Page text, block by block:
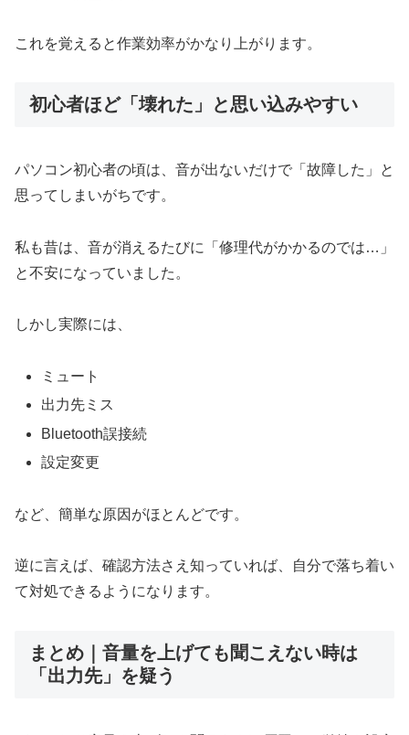
これを覚えると作業効率がかなり上がります。
初心者ほど「壊れた」と思い込みやすい
パソコン初心者の頃は、音が出ないだけで「故障した」と
思ってしまいがちです。
私も昔は、音が消えるたびに「修理代がかかるのでは…」
と不安になっていました。
しかし実際には、
ミュート
出力先ミス
Bluetooth誤接続
設定変更
など、簡単な原因がほとんどです。
逆に言えば、確認方法さえ知っていれば、自分で落ち着い
て対処できるようになります。
まとめ｜音量を上げても聞こえない時は
「出力先」を疑う